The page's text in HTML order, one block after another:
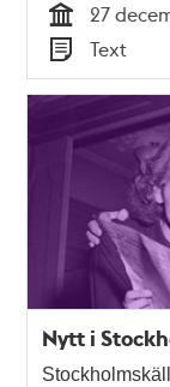
Tid
27
Typ
Text
Nytt i